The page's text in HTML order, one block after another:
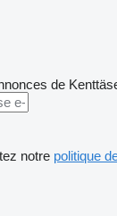
de
notre politique